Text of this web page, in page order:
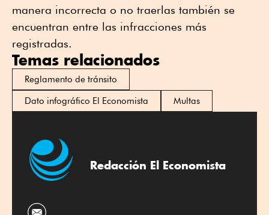
manera incorrecta o no traerlas también se
encuentran entre las infracciones más
registradas.
Temas relacionados
Reglamento de tránsito
Dato infográfico El Economista
Multas
Redacción El Economista